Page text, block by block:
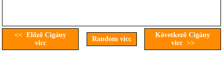
<< Előző Cigány
vicc
Random vicc
Következő Cigány
vicc >>